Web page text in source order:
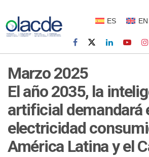
ES EN
Marzo 2025
El año 2035, la
artificial demandará
electricidad
América Latina y el